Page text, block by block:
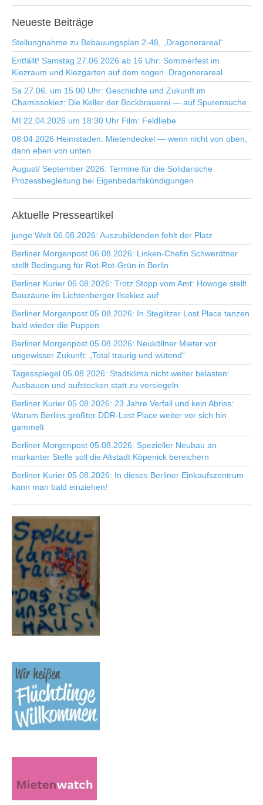
Neueste Beiträge
Stellungnahme zu Bebauungsplan 2-48, „Dragonerareal“
Entfällt! Samstag 27.06.2026 ab 16 Uhr: Sommerfest im
Kiezraum und Kiezgarten auf dem sogen. Dragonerareal
Sa 27.06. um 15.00 Uhr: Geschichte und Zukunft im
Chamissokiez: Die Keller der Bockbrauerei — auf Spurensuche
MI 22.04.2026 um 18:30 Uhr Film: Feldliebe
08.04.2026 Heimstaden: Mietendeckel — wenn nicht von oben,
dann eben von unten
August/ September 2026: Termine für die Solidarische
Prozessbegleitung bei Eigenbedarfskündigungen
Aktuelle Presseartikel
junge Welt 06.08.2026: Auszubildenden fehlt der Platz
Berliner Morgenpost 06.08.2026: Linken-Chefin Schwerdtner
stellt Bedingung für Rot-Rot-Grün in Berlin
Berliner Kurier 06.08.2026: Trotz Stopp vom Amt: Howoge stellt
Bauzäune im Lichtenberger Ilsekiez auf
Berliner Morgenpost 05.08.2026: In Steglitzer Lost Place tanzen
bald wieder die Puppen
Berliner Morgenpost 05.08.2026: Neuköllner Mieter vor
ungewisser Zukunft: „Total traurig und wütend“
Tagesspiegel 05.08.2026: Stadtklima nicht weiter belasten:
Ausbauen und aufstocken statt zu versiegeln
Berliner Kurier 05.08.2026: 23 Jahre Verfall und kein Abriss:
Warum Berlins größter DDR-Lost Place weiter vor sich hin
gammelt
Berliner Morgenpost 05.08.2026: Spezieller Neubau an
markanter Stelle soll die Altstadt Köpenick bereichern
Berliner Kurier 05.08.2026: In dieses Berliner Einkaufszentrum
kann man bald einziehen!